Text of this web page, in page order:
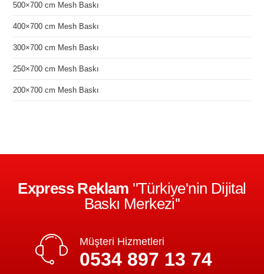
500×700 cm Mesh Baskı
400×700 cm Mesh Baskı
300×700 cm Mesh Baskı
250×700 cm Mesh Baskı
200×700 cm Mesh Baskı
Express Reklam ''Türkiye'nin Dijital
Baskı Merkezi''
Müşteri Hizmetleri
0534 897 13 74